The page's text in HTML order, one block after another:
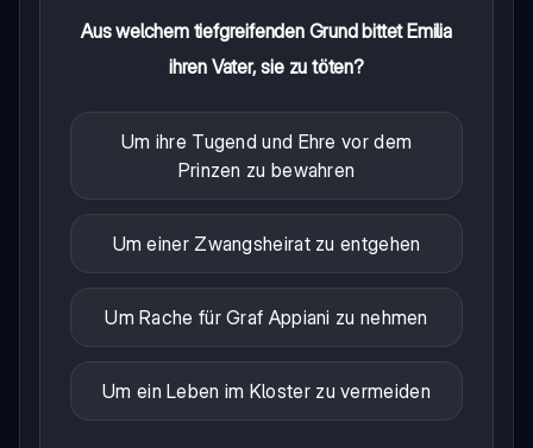
Aus welchem tiefgreifenden Grund bittet Emilia
ihren Vater, sie zu töten?
Um ihre Tugend und Ehre vor dem
Prinzen zu bewahren
Um einer Zwangsheirat zu entgehen
Um Rache für Graf Appiani zu nehmen
Um ein Leben im Kloster zu vermeiden